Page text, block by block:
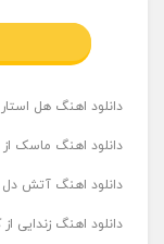
دانلود اهنگ هل استار
دانلود اهنگ ماسک
دانلود اهنگ آتش
دانلود اهنگ زندایی